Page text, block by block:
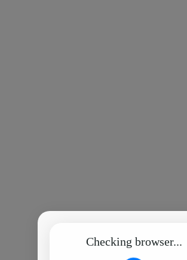
Checking browser...